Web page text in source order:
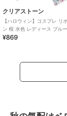
クリアストーン
【ハロウィン】コスプレ リボ
ン 桜 水色 レディース ブルー
¥869